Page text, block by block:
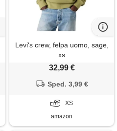
Levi's crew, felpa uomo, sage,
xs
32,99 €
Sped. 3,99 €
XS
amazon